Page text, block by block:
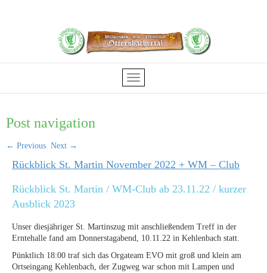
Post navigation
← Previous Next →
Rückblick St. Martin November 2022 + WM – Club
Rückblick St. Martin / WM-Club ab 23.11.22 / kurzer
Ausblick 2023
Unser diesjähriger St. Martinszug mit anschließendem Treff in der
Erntehalle fand am Donnerstagabend, 10.11.22 in Kehlenbach statt.
Pünktlich 18:00 traf sich das Orgateam EVO mit groß und klein am
Ortseingang Kehlenbach, der Zugweg war schon mit Lampen und